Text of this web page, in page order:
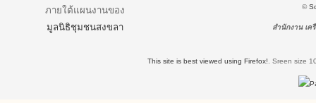
ภายใต้แผนงานของ
มูลนิธิชุมชนสงขลา
©
สำนักงาน เค
This site is best viewed using Firefox! Sreen size